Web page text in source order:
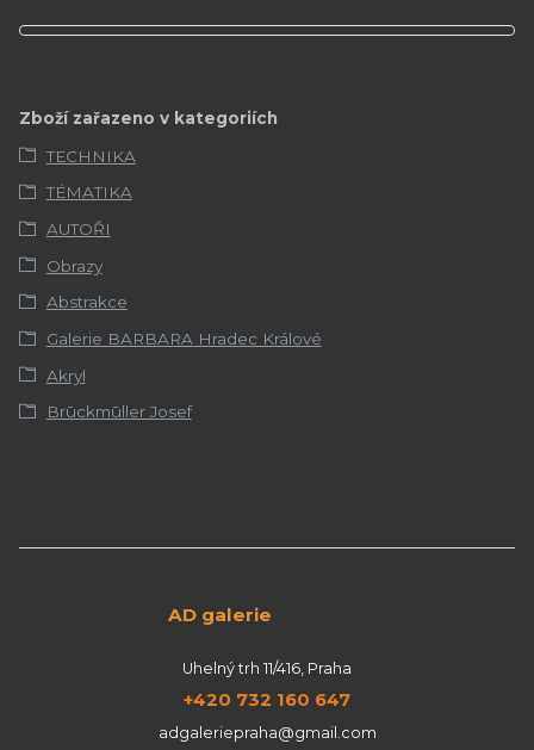
Zboží zařazeno v kategoriích
TECHNIKA
TÉMATIKA
AUTOŘI
Obrazy
Abstrakce
Galerie BARBARA Hradec Králové
Akryl
Brūckmūller Josef
AD galerie
Uhelný trh 11/416, Praha
+420 732 160 647
adgaleriepraha@gmail.com